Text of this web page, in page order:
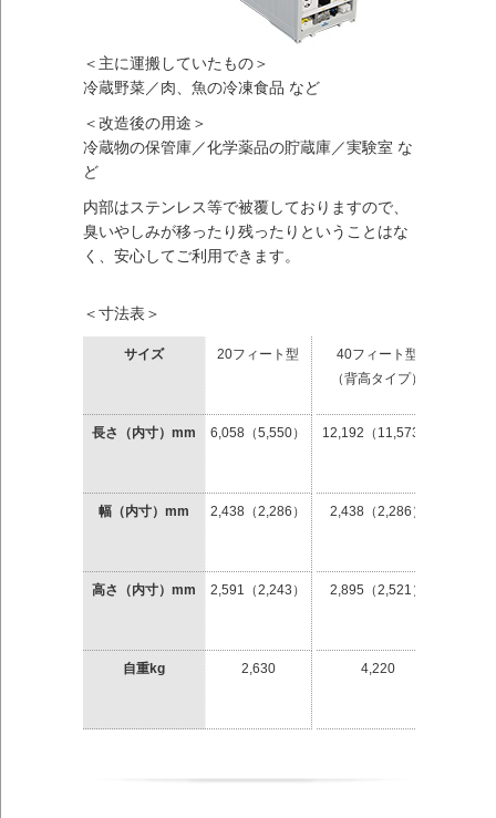
＜主に運搬していたもの＞
冷蔵野菜／肉、魚の冷凍食品 など
＜改造後の用途＞
冷蔵物の保管庫／化学薬品の貯蔵庫／実験室 な
ど
内部はステンレス等で被覆しておりますので、
臭いやしみが移ったり残ったりということはな
く、安心してご利用できます。
＜寸法表＞
サイズ
長さ（内寸）mm
幅（内寸）mm
高さ（内寸）mm
自重kg
20フィート型
6,058（5,550）
2,438（2,286）
2,591（2,243）
2,630
40フィート型
（背高タイプ）
12,192（11,573）
2,438（2,286）
2,895（2,521）
4,220